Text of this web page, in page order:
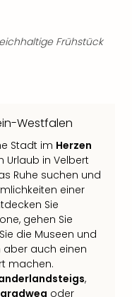
Frühstück
Westfalen
Stadt im Herzen
Urlaub in Velbert
Ruhe suchen und
einer
Sie
gehen Sie
die Museen und
aber auch einen
machen.
,
oder